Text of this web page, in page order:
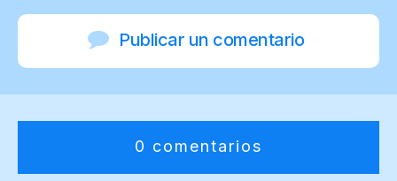
Publicar un comentario
0 comentarios